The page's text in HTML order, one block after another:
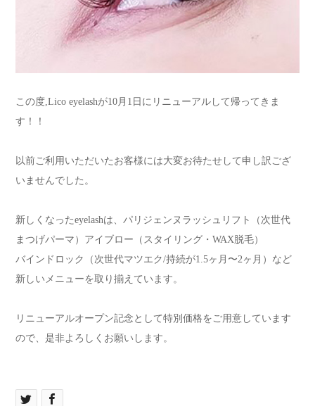
この度,Lico eyelashが10月1日にリニューアルして帰ってきま
す！！
以前ご利用いただいたお客様には大変お待たせして申し訳ござ
いませんでした。
新しくなったeyelashは、パリジェンヌラッシュリフト（次世代
まつげパーマ）アイブロー（スタイリング・WAX脱毛）
バインドロック（次世代マツエク/持続が1.5ヶ月〜2ヶ月）など
新しいメニューを取り揃えています。
リニューアルオープン記念として特別価格をご用意しています
ので、是非よろしくお願いします。